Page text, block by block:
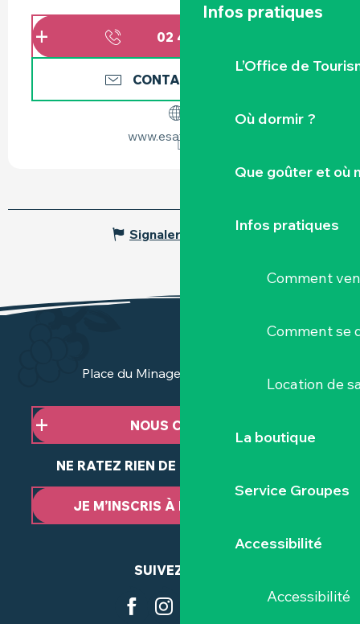
Infos pratiques
L’Office de
Où dormir ?
Que goûter et où
Infos pratiques
Comment
Comment se
Location de
La boutique
Service Groupes
Accessibilité
Accessibilité
02 40 54 01
CONTACTEZ-NOUS
www.esatbiocat.fr
Signaler une erreur
Place du Minage - 44190 Clisson
NOUS CONTACTER
NE RATEZ RIEN DE NOTRE ACTUALITÉ
JE M’INSCRIS À LA NEWSLETTER
SUIVEZ-NOUS